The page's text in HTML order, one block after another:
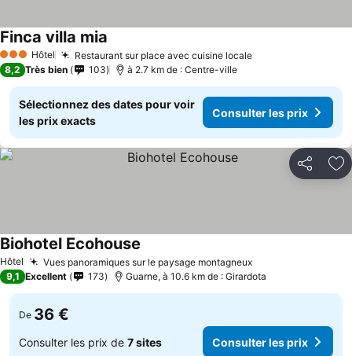
3 ÉtoilesHôtel Restaurant sur place avec cuisine locale
Finca villa mia
8,2 Très bien 103 à 2.7 km de : Centre-ville
Sélectionnez des dates pour voir
les prix exacts
Consulter les prix
Partager
Hôtel Vues panoramiques sur le paysage montagneux
Biohotel Ecohouse
9,1 Excellent 173 Guarne, à 10.6 km de : Girardota
De 36 €
Consulter les prix de 7 sites Consulter les prix